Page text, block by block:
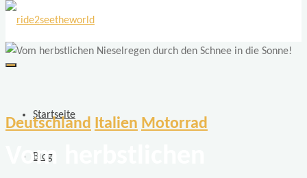
ride2seetheworld
zwei
Motorrädern
BMW
Startseite
Blog
Deutschland Italien Motorrad
Vom herbstlichen